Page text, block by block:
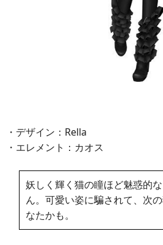
・デザイン：Rella
・エレメント：カオス
妖しく輝く猫の瞳ほど魅惑的
ん。可愛い姿に騙されて、次
なたかも。